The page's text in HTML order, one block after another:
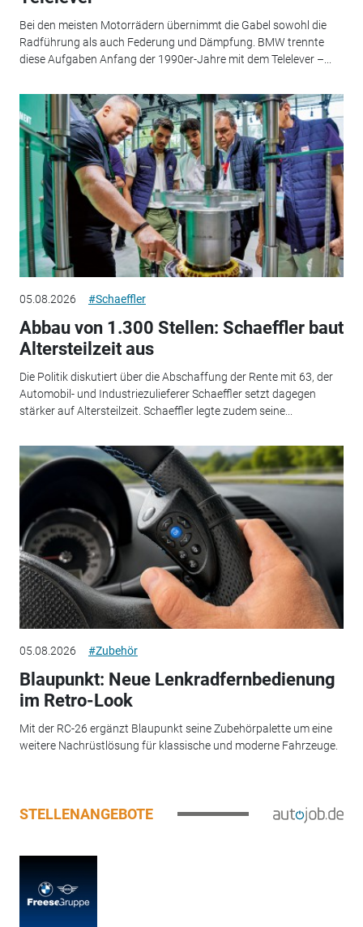
Bei den meisten Motorrädern übernimmt die Gabel sowohl die
Radführung als auch Federung und Dämpfung. BMW trennte
diese Aufgaben Anfang der 1990er-Jahre mit dem Telelever –...
05.08.2026 #Schaeffler
Abbau von 1.300 Stellen: Schaeffler baut
Altersteilzeit aus
Die Politik diskutiert über die Abschaffung der Rente mit 63, der
Automobil- und Industriezulieferer Schaeffler setzt dagegen
stärker auf Altersteilzeit. Schaeffler legte zudem seine...
05.08.2026 #Zubehör
Blaupunkt: Neue Lenkradfernbedienung
im Retro-Look
Mit der RC-26 ergänzt Blaupunkt seine Zubehörpalette um eine
weitere Nachrüstlösung für klassische und moderne Fahrzeuge.
STELLENANGEBOTE